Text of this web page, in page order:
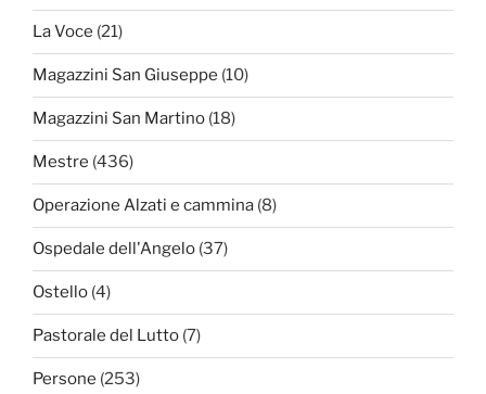
La Voce (21)
Magazzini San Giuseppe (10)
Magazzini San Martino (18)
Mestre (436)
Operazione Alzati e cammina (8)
Ospedale dell'Angelo (37)
Ostello (4)
Pastorale del Lutto (7)
Persone (253)